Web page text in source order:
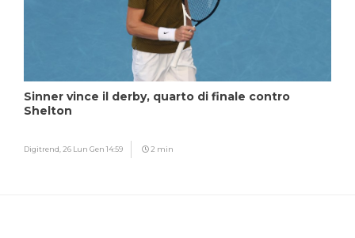
Sinner vince il derby, quarto di finale contro
Shelton
Digitrend, 26 Lun Gen 14:59 2 min